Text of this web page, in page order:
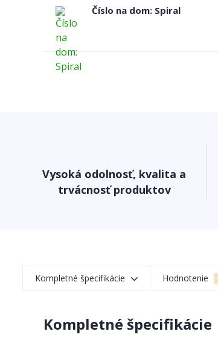
Číslo na dom: Spiral
Vysoká odolnosť, kvalita a
trvácnosť produktov
Kompletné špecifikácie Hodnotenie
Kompletné špecifikácie